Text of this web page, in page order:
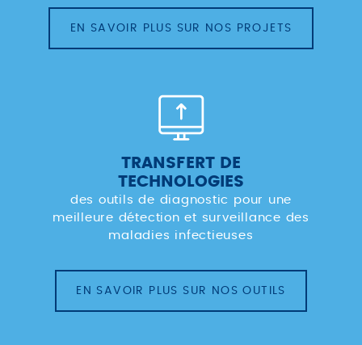
EN SAVOIR PLUS SUR NOS PROJETS
TRANSFERT DE
TECHNOLOGIES
des outils de diagnostic pour une
meilleure détection et surveillance des
maladies infectieuses
EN SAVOIR PLUS SUR NOS OUTILS